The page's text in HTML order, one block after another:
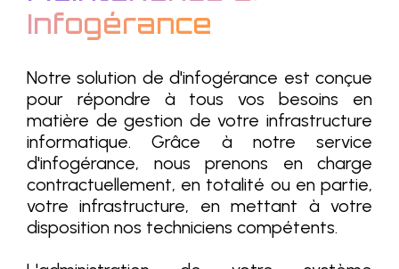
Infogérance
Notre solution de d'infogérance est conçue
pour répondre à tous vos besoins en
matière de gestion de votre infrastructure
informatique. Grâce à notre service
d'infogérance, nous prenons en charge
contractuellement, en totalité ou en partie,
votre infrastructure, en mettant à votre
disposition nos techniciens compétents.